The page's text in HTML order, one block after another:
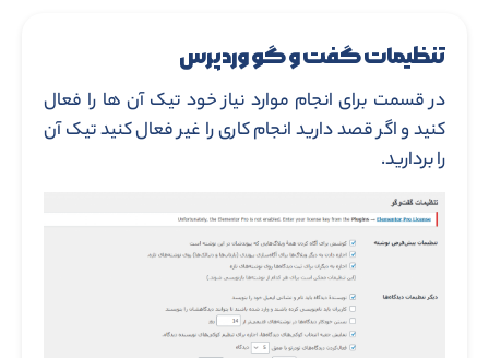
تنظیمات گفت و گو وردپرس
در قسمت برای انجام موارد نیاز خود تیک آن ها را فعال
کنید و اگر قصد دارید انجام کاری را غیر فعال کنید تیک آن
را بردارید.